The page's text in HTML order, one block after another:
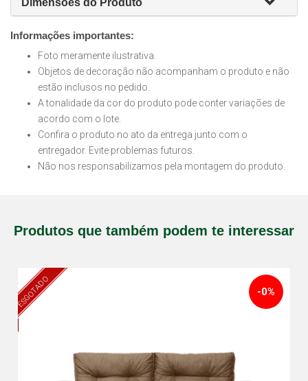
Dimensões do Produto
Informações importantes:
Foto meramente ilustrativa.
Objetos de decoração não acompanham o produto e não
estão inclusos no pedido.
A tonalidade da cor do produto pode conter variações de
acordo com o lote.
Confira o produto no ato da entrega junto com o
entregador. Evite problemas futuros.
Não nos responsabilizamos pela montagem do produto.
Produtos que também podem te interessar
ESGOTADO -0%